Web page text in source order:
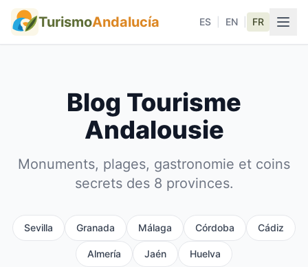
TurismoAndalucía ES EN FR
Blog Tourisme
Andalousie
Monuments, plages, gastronomie et coins
secrets des 8 provinces.
Sevilla Granada Málaga Córdoba Cádiz
Almería Jaén Huelva